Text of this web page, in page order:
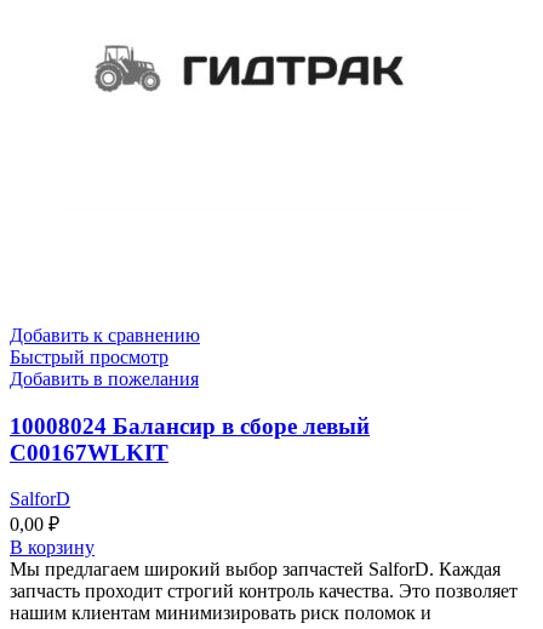
Добавить к сравнению
Быстрый просмотр
Добавить в пожелания
10008024 Балансир в сборе левый
C00167WLKIT
SalforD
0,00 ₽
В корзину
Мы предлагаем широкий выбор запчастей SalforD. Каждая
запчасть проходит строгий контроль качества. Это позволяет
нашим клиентам минимизировать риск поломок и